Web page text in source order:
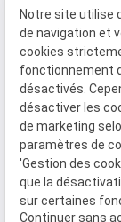
De
Mentions
légales
Siret :
Notre site utilise
de navigation et
cookies
fonctionnement
désactivés.
désactiver les
de marketing
paramètres de
'Gestion des
que la
sur certaines
Continuer sans